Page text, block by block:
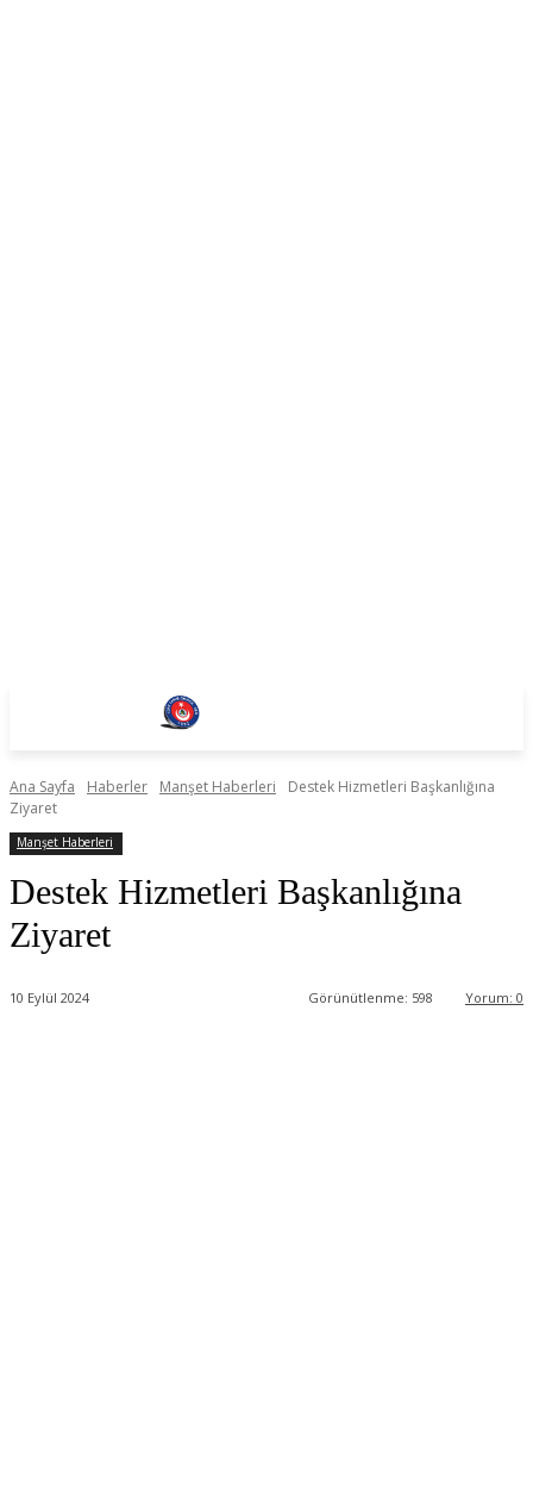
Ana Sayfa Haberler Manşet Haberleri
Destek Hizmetleri Başkanlığına
Ziyaret
Manşet Haberleri
Destek Hizmetleri Başkanlığına
Ziyaret
10 Eylül 2024 Yorum: 0
Görünütlenme: 598